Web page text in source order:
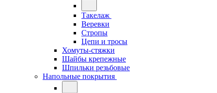
Такелаж
Веревки
Стропы
Цепи и тросы
Хомуты-стяжки
Шайбы крепежные
Шпильки резьбовые
Напольные покрытия